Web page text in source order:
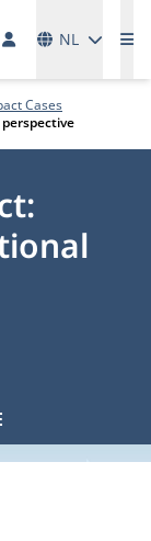
NL
Cases